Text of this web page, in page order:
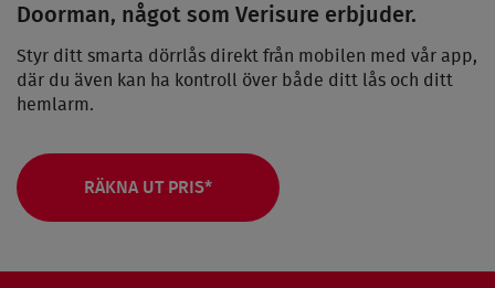
Doorman, något som Verisure erbjuder.
Styr ditt smarta dörrlås direkt från mobilen med vår app,
där du även kan ha kontroll över både ditt lås och ditt
hemlarm.
RÄKNA UT PRIS*